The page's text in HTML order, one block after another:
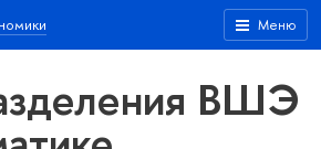
Меню
ВШЭ